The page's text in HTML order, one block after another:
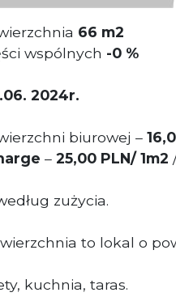
66 m2
wspólnych -0 %
2024r.
biurowej –
– 25,00 PLN/ 1m2
zużycia.
to lokal o
kuchnia, taras.